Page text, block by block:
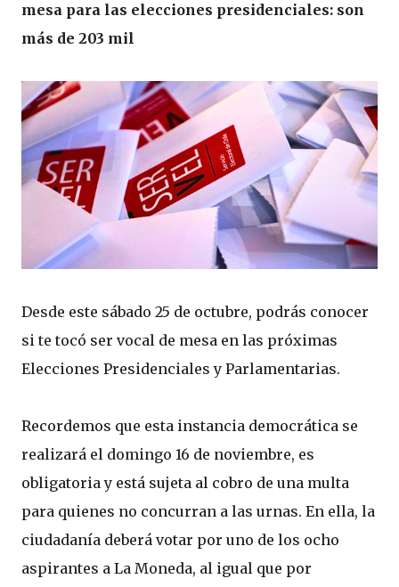
mesa para las elecciones presidenciales: son
más de 203 mil
Desde este sábado 25 de octubre, podrás conocer
si te tocó ser vocal de mesa en las próximas
Elecciones Presidenciales y Parlamentarias.
Recordemos que esta instancia democrática se
realizará el domingo 16 de noviembre, es
obligatoria y está sujeta al cobro de una multa
para quienes no concurran a las urnas. En ella, la
ciudadanía deberá votar por uno de los ocho
aspirantes a La Moneda, al igual que por